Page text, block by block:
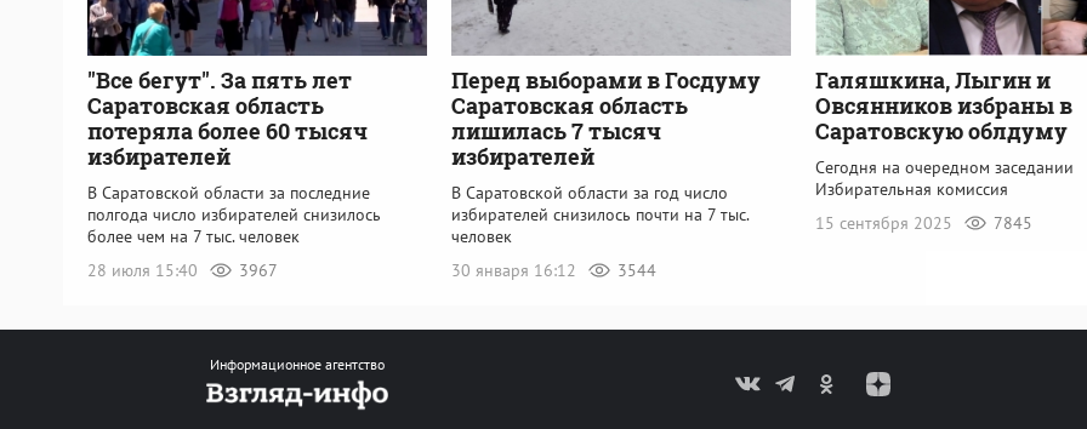
"Все бегут". За пять лет
Саратовская область
потеряла более 60 тысяч
избирателей
В Саратовской области за последние
полгода число избирателей снизилось
более чем на 7 тыс. человек
28 июля 15:40
3967
Перед выборами в Госдуму
Саратовская область
лишилась 7 тысяч
избирателей
В Саратовской области за год число
избирателей снизилось почти на 7 тыс.
человек
30 января 16:12
3544
Галяшкина, Лыгин и
Овсянников избраны в
Саратовскую облдуму
Сегодня на очередном заседании
Избирательная комиссия
15 сентября 2025
7845
Информационное агентство